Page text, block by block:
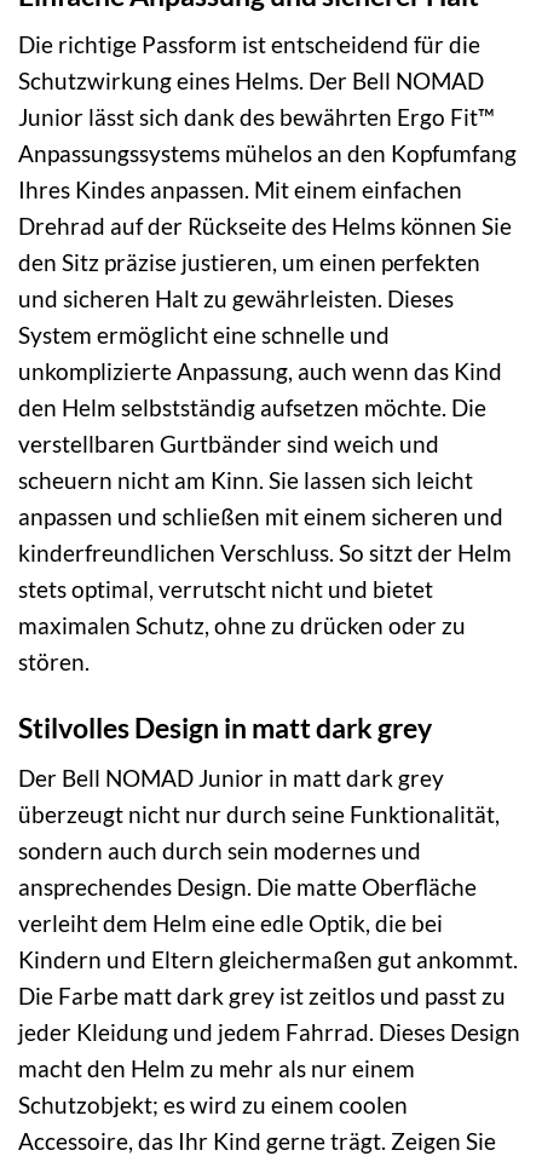
Die richtige Passform ist entscheidend für die
Schutzwirkung eines Helms. Der Bell NOMAD
Junior lässt sich dank des bewährten Ergo Fit™
Anpassungssystems mühelos an den Kopfumfang
Ihres Kindes anpassen. Mit einem einfachen
Drehrad auf der Rückseite des Helms können Sie
den Sitz präzise justieren, um einen perfekten
und sicheren Halt zu gewährleisten. Dieses
System ermöglicht eine schnelle und
unkomplizierte Anpassung, auch wenn das Kind
den Helm selbstständig aufsetzen möchte. Die
verstellbaren Gurtbänder sind weich und
scheuern nicht am Kinn. Sie lassen sich leicht
anpassen und schließen mit einem sicheren und
kinderfreundlichen Verschluss. So sitzt der Helm
stets optimal, verrutscht nicht und bietet
maximalen Schutz, ohne zu drücken oder zu
stören.
Stilvolles Design in matt dark grey
Der Bell NOMAD Junior in matt dark grey
überzeugt nicht nur durch seine Funktionalität,
sondern auch durch sein modernes und
ansprechendes Design. Die matte Oberfläche
verleiht dem Helm eine edle Optik, die bei
Kindern und Eltern gleichermaßen gut ankommt.
Die Farbe matt dark grey ist zeitlos und passt zu
jeder Kleidung und jedem Fahrrad. Dieses Design
macht den Helm zu mehr als nur einem
Schutzobjekt; es wird zu einem coolen
Accessoire, das Ihr Kind gerne trägt. Zeigen Sie